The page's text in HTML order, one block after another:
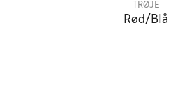
TRØJE
Rød/Blå